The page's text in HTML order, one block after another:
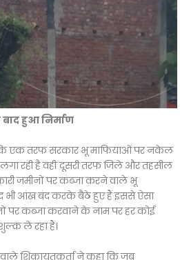
हुआ निर्माण
एक तरफ सरकार भू माफियाओं पर नकेल
रही है वहीं दूसरी तरफ जिले और तहसील
जमीनों पर कब्जा करने वाले भू
भी आंख बंद करके बैठे हुए हैं इससे ऐसा
पर कब्जा करवाने के नाम पर हर कोई
ले रहा हैं।
शिकायतकर्ता ने कहा कि जब